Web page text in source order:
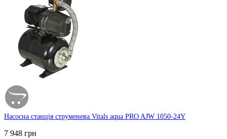
Насосна станція струменева Vitals aqua PRO AJW 1050-24Y
7 948 грн